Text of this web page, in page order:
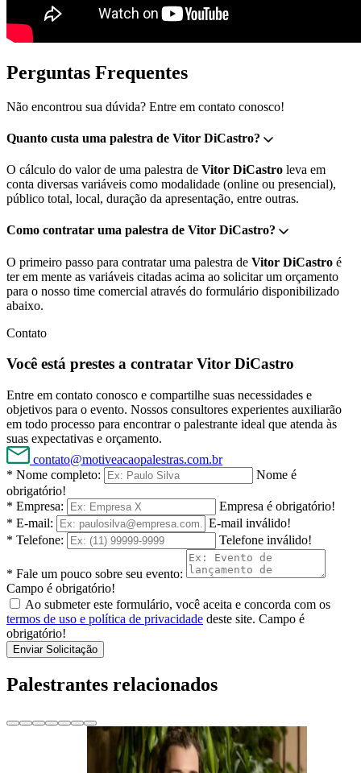
Perguntas Frequentes
Não encontrou sua dúvida? Entre em contato conosco!
Quanto custa uma palestra de Vitor DiCastro?
O cálculo do valor de uma palestra de Vitor DiCastro leva em
conta diversas variáveis como modalidade (online ou presencial),
público total, local, duração da apresentação, entre outras.
Como contratar uma palestra de Vitor DiCastro?
O primeiro passo para contratar uma palestra de Vitor DiCastro é
ter em mente as variáveis citadas acima ao solicitar um orçamento
para o nosso time comercial através do formulário disponibilizado
abaixo.
Contato
Você está prestes a contratar Vitor DiCastro
Entre em contato conosco e compartilhe suas necessidades e
objetivos para o evento. Nossos consultores experientes auxiliarão
em todo processo para encontrar o palestrante ideal que atenda às
suas expectativas e orçamento.
contato@motiveacaopalestras.com.br
* Nome completo:
Nome é
obrigatório!
* Empresa:
Empresa é obrigatório!
* E-mail:
E-mail inválido!
* Telefone:
Telefone inválido!
* Fale um pouco sobre seu evento:
Campo é obrigatório!
Ao submeter este formulário, você aceita e concorda com os
termos de uso e política de privacidade deste site. Campo é
obrigatório!
Enviar Solicitação
Palestrantes relacionados